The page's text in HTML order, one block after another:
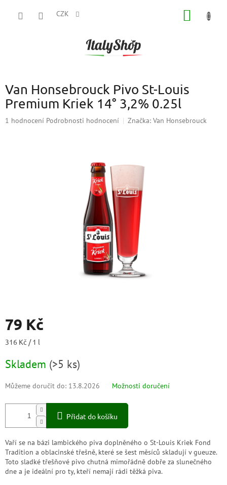
CZK
Van Honsebrouck Pivo St-Louis
Premium Kriek 14° 3,2% 0.25l
Průměrné
1 hodnocení Podrobnosti hodnocení Značka: Van Honsebrouck
79 Kč
Měrná
316 Kč / 1 l
Skladem (>5 ks)
Můžeme doručit do: 13.8.2026 Možnosti doručení
Přidat do košíku
Vaří se na bázi lambického piva doplněného o St-Louis Kriek Fond
Tradition a oblacinské třešně, které se šest měsíců skladují v gueuze.
Toto sladké třešňové pivo chutná mimořádně dobře za slunečného
dne a je ideální pro ty, kteří nemají rádi těžká piva.